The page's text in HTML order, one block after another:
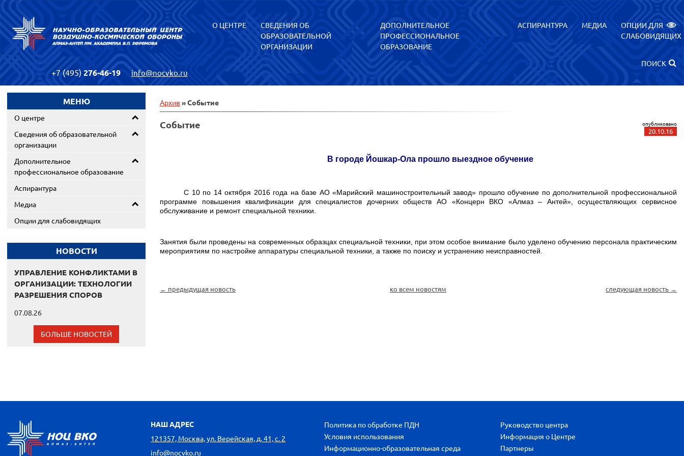
О ЦЕНТРЕ
СВЕДЕНИЯ ОБ
ОБРАЗОВАТЕЛЬНОЙ
ОРГАНИЗАЦИИ
ДОПОЛНИТЕЛЬНОЕ
ПРОФЕССИОНАЛЬНОЕ
ОБРАЗОВАНИЕ
АСПИРАНТУРА МЕДИА
ОПЦИИ ДЛЯ
СЛАБОВИДЯЩИХ
ПОИСК
+7 (495) 276-46-19 info@nocvko.ru
МЕНЮ
О центре
Сведения об образовательной
организации
Дополнительное
профессиональное образование
Аспирантура
Медиа
Опции для слабовидящих
НОВОСТИ
УПРАВЛЕНИЕ КОНФЛИКТАМИ В
ОРГАНИЗАЦИИ: ТЕХНОЛОГИИ
РАЗРЕШЕНИЯ СПОРОВ
07.08.26
БОЛЬШЕ НОВОСТЕЙ
Архив » Событие
Событие опубликовано
20.10.16
В городе Йошкар-Ола прошло выездное обучение
С 10 по 14 октября 2016 года на базе АО «Марийский машиностроительный завод» прошло обучение по дополнительной профессиональной
программе повышения квалификации для специалистов дочерних обществ АО «Концерн ВКО «Алмаз – Антей», осуществляющих сервисное
обслуживание и ремонт специальной техники.
Занятия были проведены на современных образцах специальной техники, при этом особое внимание было уделено обучению персонала практическим
мероприятиям по настройке аппаратуры специальной техники, а также по поиску и устранению неисправностей.
← предыдущая новость ко всем новостям следующая новость →
Политика по обработке ПДН
Условия использования
Информационно-образовательная среда
Руководство центра
Информация о Центре
Партнеры
НАШ АДРЕС
121357, Москва, ул. Верейская, д. 41, с. 2
info@nocvko.ru